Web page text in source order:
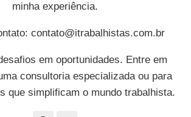
minha experiência.
contato@itrabalhistas.com.br
em oportunidades. Entre em
consultoria especializada ou para
que simplificam o mundo trabalhista.